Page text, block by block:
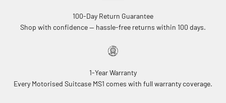
100-Day Return Guarantee
Shop with confidence — hassle-free returns within 100 days.
1-Year Warranty
Every Motorised Suitcase MS1 comes with full warranty coverage.